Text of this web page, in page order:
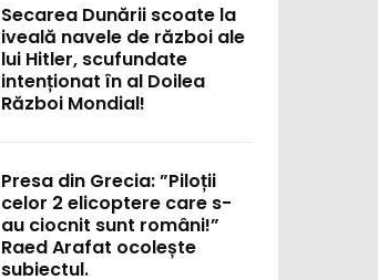
Secarea Dunării scoate la
iveală navele de război ale
lui Hitler, scufundate
intenționat în al Doilea
Război Mondial!
Presa din Grecia: ”Piloții
celor 2 elicoptere care s-
au ciocnit sunt români!”
Raed Arafat ocolește
subiectul.